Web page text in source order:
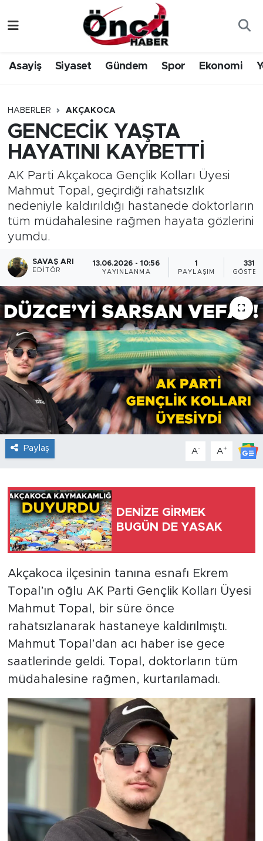
Asayiş Siyaset Gündem Spor Ekonomi
HABERLER AKÇAKOCA
GENCECİK YAŞTA
HAYATINI KAYBETTİ
AK Parti Akçakoca Gençlik Kolları Üyesi
Mahmut Topal, geçirdiği rahatsızlık
nedeniyle kaldırıldığı hastanede doktorların
tüm müdahalesine rağmen hayata gözlerini
yumdu.
SAVAŞ ARI
EDITÖR
13.06.2026 - 10:56
YAYINLANMA
1
PAYLAŞIM
3316
Paylaş A- A+
DENİZE GİRMEK
BUGÜN DE YASAK
Akçakoca ilçesinin tanına esnafı Ekrem
Topal’ın oğlu AK Parti Gençlik Kolları Üyesi
Mahmut Topal, bir süre önce
rahatsızlanarak hastaneye kaldırılmıştı.
Mahmut Topal’dan acı haber ise gece
saatlerinde geldi. Topal, doktorların tüm
müdahalesine rağmen, kurtarılamadı.
Gündem
Spor
Yerel Haber
Öncü Radyo Dinle
Düzce Nöbetçi Eczaneler
Düzce Hava Durumu
Düzce Trafik Yoğunluk Haritası
Tüm Manşetler
Son Dakika Haberleri